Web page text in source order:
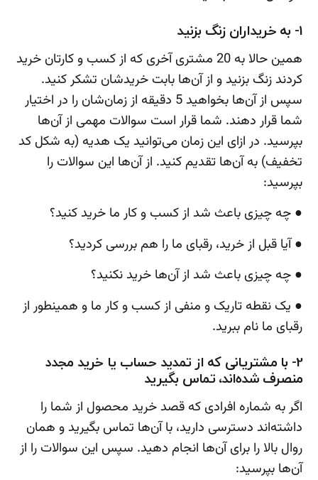
1- به خریداران زنگ بزنید
همین حالا به 20 مشتری آخری که از کسب و کارتان خرید
کردند زنگ بزنید و از آن‌ها بابت خریدشان تشکر کنید.
سپس از آن‌ها بخواهید 5 دقیقه از زمان‌شان را در اختیار
شما قرار دهند. شما قرار است سوالات مهمی از آن‌ها
بپرسید. در ازای این زمان می‌توانید یک هدیه (به شکل کد
تخفیف) به آن‌ها تقدیم کنید. از آن‌ها این سوالات را
بپرسید:
● چه چیزی باعث شد از کسب و کار ما خرید کنید؟
● آیا قبل از خرید، رقبای ما را هم بررسی کردید؟
● چه چیزی باعث شد از آن‌ها خرید نکنید؟
● یک نقطه تاریک و منفی از کسب و کار ما و همینطور از
رقبای ما نام ببرید.
2- با مشتریانی که از تمدید حساب یا خرید مجدد
منصرف شده‌اند، تماس بگیرید
اگر به شماره افرادی که قصد خرید محصول از شما را
داشته‌اند دسترسی دارید، با آن‌ها تماس بگیرید و همان
روال بالا را برای آن‌ها انجام دهید. سپس این سوالات را از
آن‌ها بپرسید: